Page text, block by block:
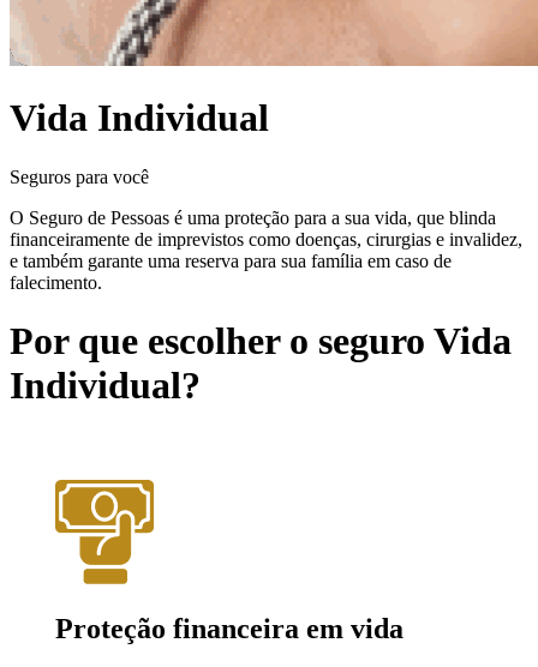
Vida Individual
Seguros para você
O Seguro de Pessoas é uma proteção para a sua vida, que blinda
financeiramente de imprevistos como doenças, cirurgias e invalidez,
e também garante uma reserva para sua família em caso de
falecimento.
Por que escolher o seguro Vida
Individual?
⁠Proteção financeira em vida